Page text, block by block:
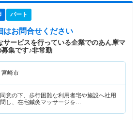
パート
お問合せください
サービスを行っている企業でのあん摩マ
集です♪非常勤
宮崎市
意の下、歩行困難な利用者宅や施設へ社用
し、在宅鍼灸マッサージを…